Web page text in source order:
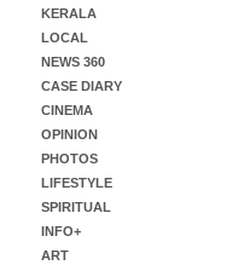
KERALA
LOCAL
NEWS 360
CASE DIARY
CINEMA
OPINION
PHOTOS
LIFESTYLE
SPIRITUAL
INFO+
ART